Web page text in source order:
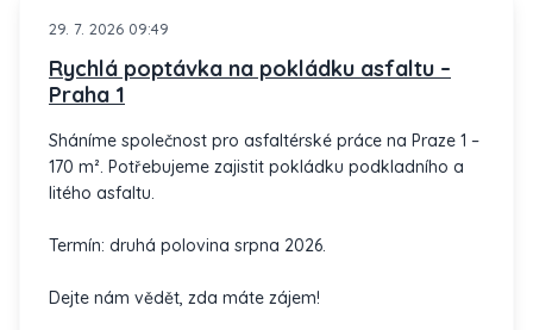
29. 7. 2026 09:49
Rychlá poptávka na pokládku asfaltu –
Praha 1
Sháníme společnost pro asfaltérské práce na Praze 1 –
170 m². Potřebujeme zajistit pokládku podkladního a
litého asfaltu.
Termín: druhá polovina srpna 2026.
Dejte nám vědět, zda máte zájem!